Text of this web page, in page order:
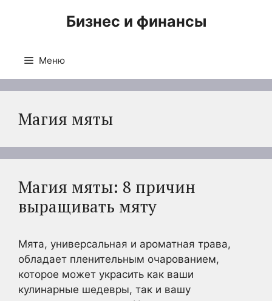
Бизнес и финансы
Меню
Магия мяты
Магия мяты: 8 причин
выращивать мяту
Мята, универсальная и ароматная трава,
обладает пленительным очарованием,
которое может украсить как ваши
кулинарные шедевры, так и вашу